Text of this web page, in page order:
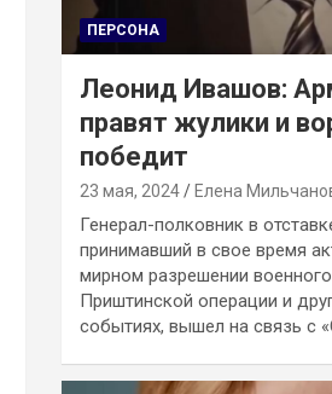
ПЕРСОНА
Леонид Ивашов:
правят жулики и
победит
23 мая, 2024 Елена
Генерал-полковник в
принимавший в свое время
мирном разрешении
Приштинской операции и
событиях, вышел на связь с